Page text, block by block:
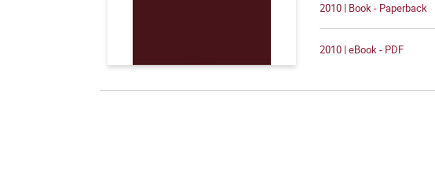
2010 | Book - Paperback
2010 | eBook - PDF